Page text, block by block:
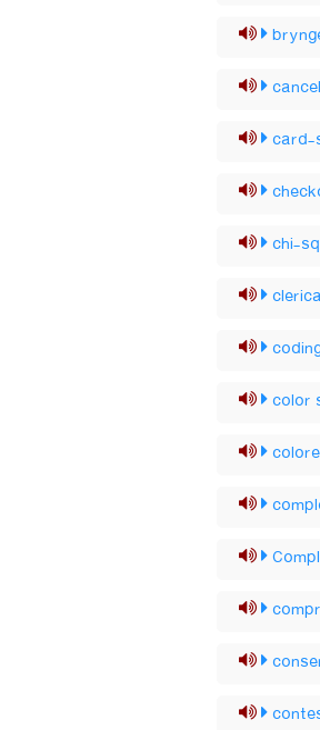
card-
chi-
color